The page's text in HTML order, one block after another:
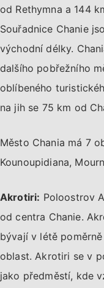
od Rethymna a 144
Souřadnice Chanie
východní délky.
dalšího pobřežního
oblíbeného
na jih se 75 km od
Město Chania má 7
Kounoupidiana,
Akrotiri: Poloostrov
od centra Chanie.
bývají v létě
oblast. Akrotiri se v
jako předměstí, kde